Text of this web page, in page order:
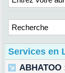
Services en